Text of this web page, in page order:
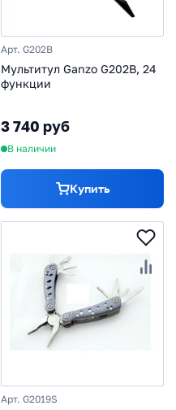
Арт. G202B
Мультитул Ganzo G202B, 24
функции
3 740 руб
В наличии
Купить
Арт. G2019S